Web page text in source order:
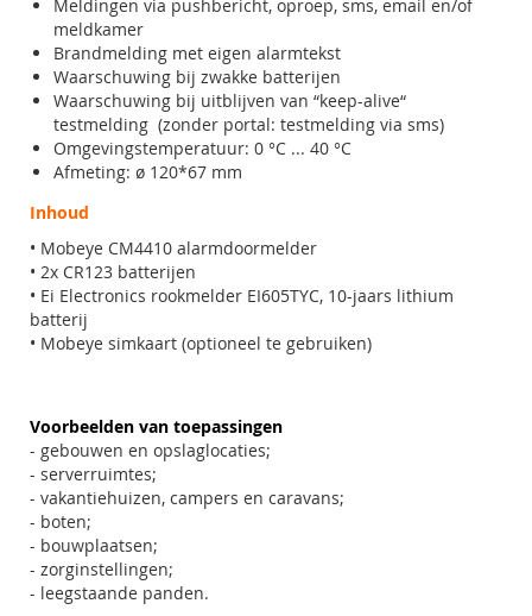
Meldingen via pushbericht, oproep, sms, email en/of
meldkamer
Brandmelding met eigen alarmtekst
Waarschuwing bij zwakke batterijen
Waarschuwing bij uitblijven van “keep-alive“
testmelding (zonder portal: testmelding via sms)
Omgevingstemperatuur: 0 °C ... 40 °C
Afmeting: ø 120*67 mm
Inhoud
• Mobeye CM4410 alarmdoormelder
• 2x CR123 batterijen
• Ei Electronics rookmelder EI605TYC, 10-jaars lithium
batterij
• Mobeye simkaart (optioneel te gebruiken)
Voorbeelden van toepassingen
- gebouwen en opslaglocaties;
- serverruimtes;
- vakantiehuizen, campers en caravans;
- boten;
- bouwplaatsen;
- zorginstellingen;
- leegstaande panden.